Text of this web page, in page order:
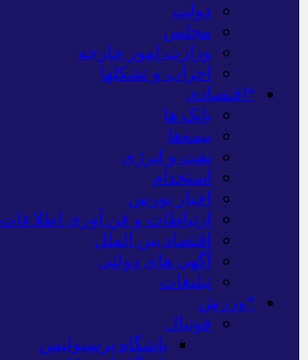
دولت
مجلس
وزارت امور خارجه
احزاب و تشکلها
*اقتصادی
بانک ها
بیمه‌ها
نفت و انرژی
استخدام
اخبار بورس
ارتباطات و فن آوری اطلاعات
اقتصاد بین الملل
آگهی های دولتی
تبلیغات
*ورزش
فوتبال
باشگاه پرسپولیس